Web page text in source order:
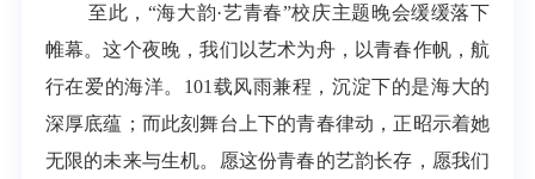
至此，“海大韵·艺青春”校庆主题晚会缓缓落下
帷幕。这个夜晚，我们以艺术为舟，以青春作帆，航
行在爱的海洋。101载风雨兼程，沉淀下的是海大的
深厚底蕴；而此刻舞台上下的青春律动，正昭示着她
无限的未来与生机。愿这份青春的艺韵长存，愿我们